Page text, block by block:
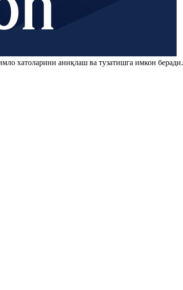
хатоларини аниқлаш ва тузатишга имкон беради.